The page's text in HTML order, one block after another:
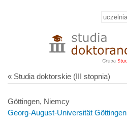
« Studia doktorskie (III stopnia)
Göttingen, Niemcy
Georg-August-Universität Göttingen